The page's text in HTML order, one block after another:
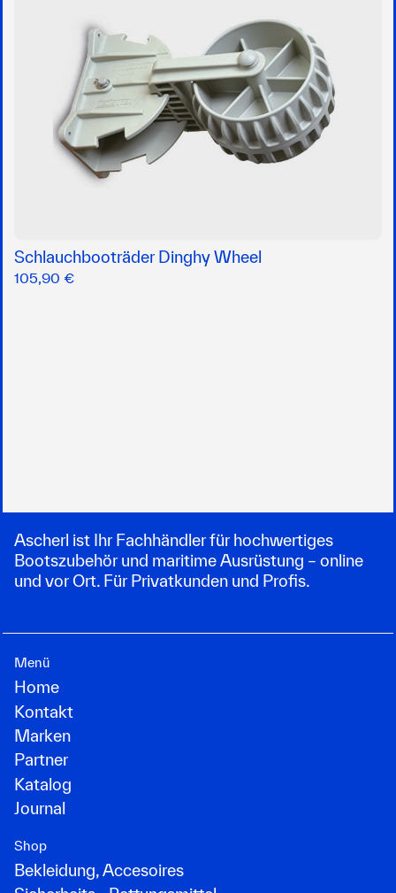
Schlauchbooträder Dinghy Wheel
105,90 €
Ascherl ist Ihr Fachhändler für hochwertiges
Bootszubehör und maritime Ausrüstung – online
und vor Ort. Für Privatkunden und Profis.
Menü
Home
Kontakt
Marken
Partner
Katalog
Journal
Shop
Bekleidung, Accesoires